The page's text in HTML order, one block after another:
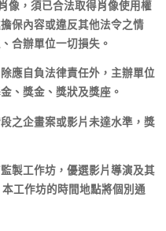
像，須已合法取得肖像使用權
保內容或違反其他法令之情
合辦單位一切損失。
應自負法律責任外，主辦單位
、獎金、獎狀及獎座。
之企畫案或影片未達水準，獎
製工作坊，優選影片導演及其
工作坊的時間地點將個別通